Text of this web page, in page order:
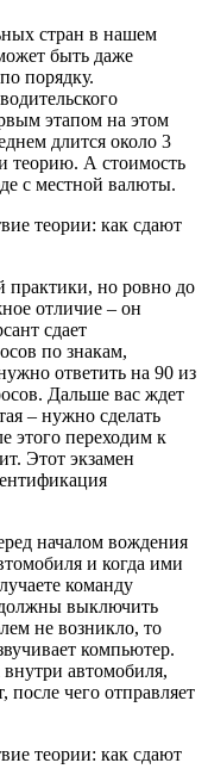
стран в нашем
быть даже
порядку.
этапом на этом
длится около 3
теорию. А стоимость
с местной валюты.
практики, но ровно до
отличие – он
сдает
по знакам,
ответить на 90 из
Дальше вас ждет
– нужно сделать
этого переходим к
Этот экзамен
началом вождения
и когда ими
команду
выключить
не возникло, то
компьютер.
автомобиля,
после чего отправляет